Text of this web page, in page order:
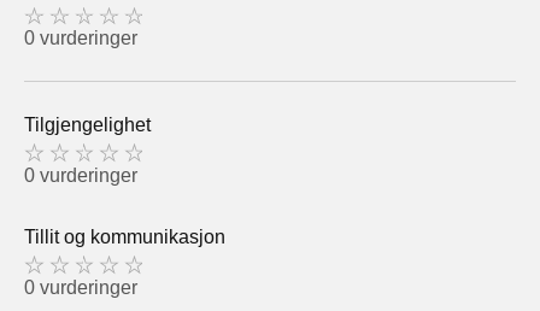
0 vurderinger
Tilgjengelighet
0 vurderinger
Tillit og kommunikasjon
0 vurderinger